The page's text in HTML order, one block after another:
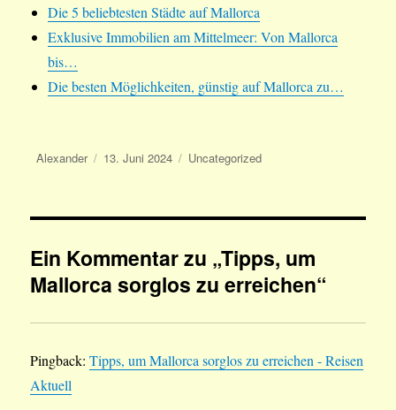
Die 5 beliebtesten Städte auf Mallorca
Exklusive Immobilien am Mittelmeer: Von Mallorca
bis…
Die besten Möglichkeiten, günstig auf Mallorca zu…
Autor
Alexander
Veröffentlicht
13. Juni 2024 Kategorien
Uncategorized
Ein Kommentar zu „Tipps, um
Mallorca sorglos zu erreichen“
Pingback:Tipps, um Mallorca sorglos zu erreichen - Reisen
Aktuell